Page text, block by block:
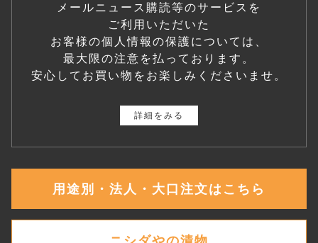
メールニュース購読等のサービスを
ご利用いただいた
お客様の個人情報の保護については、
最大限の注意を払っております。
安心してお買い物をお楽しみくださいませ。
詳細をみる
用途別・法人・大口注文はこちら